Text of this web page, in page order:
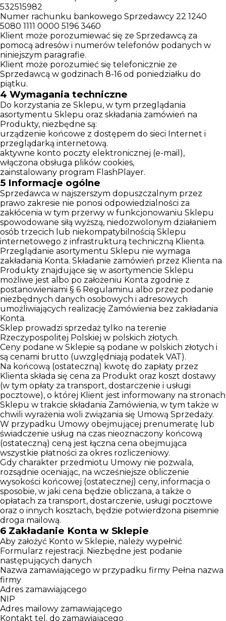
532515982
Numer rachunku bankowego Sprzedawcy 22 1240
5080 1111 0000 5196 3460
Klient może porozumiewać się ze Sprzedawcą za
pomocą adresów i numerów telefonów podanych w
niniejszym paragrafie.
Klient może porozumieć się telefonicznie ze
Sprzedawcą w godzinach 8-16 od poniedziałku do
piątku.
4 Wymagania techniczne
Do korzystania ze Sklepu, w tym przeglądania
asortymentu Sklepu oraz składania zamówień na
Produkty, niezbędne są:
urządzenie końcowe z dostępem do sieci Internet i
przeglądarką internetową.
aktywne konto poczty elektronicznej (e-mail),
włączona obsługa plików cookies,
zainstalowany program FlashPlayer.
5 Informacje ogólne
Sprzedawca w najszerszym dopuszczalnym przez
prawo zakresie nie ponosi odpowiedzialności za
zakłócenia w tym przerwy w funkcjonowaniu Sklepu
spowodowane siłą wyższą, niedozwolonym działaniem
osób trzecich lub niekompatybilnością Sklepu
internetowego z infrastrukturą techniczną Klienta.
Przeglądanie asortymentu Sklepu nie wymaga
zakładania Konta. Składanie zamówień przez Klienta na
Produkty znajdujące się w asortymencie Sklepu
możliwe jest albo po założeniu Konta zgodnie z
postanowieniami § 6 Regulaminu albo przez podanie
niezbędnych danych osobowych i adresowych
umożliwiających realizację Zamówienia bez zakładania
Konta.
Sklep prowadzi sprzedaż tylko na terenie
Rzeczypospolitej Polskiej w polskich złotych.
Ceny podane w Sklepie są podane w polskich złotych i
są cenami brutto (uwzględniają podatek VAT).
Na końcową (ostateczną) kwotę do zapłaty przez
Klienta składa się cena za Produkt oraz koszt dostawy
(w tym opłaty za transport, dostarczenie i usługi
pocztowe), o której Klient jest informowany na stronach
Sklepu w trakcie składania Zamówienia, w tym także w
chwili wyrażenia woli związania się Umową Sprzedaży.
W przypadku Umowy obejmującej prenumeratę lub
świadczenie usług na czas nieoznaczony końcową
(ostateczną) ceną jest łączna cena obejmująca
wszystkie płatności za okres rozliczeniowy.
Gdy charakter przedmiotu Umowy nie pozwala,
rozsądnie oceniając, na wcześniejsze obliczenie
wysokości końcowej (ostatecznej) ceny, informacja o
sposobie, w jaki cena będzie obliczana, a także o
opłatach za transport, dostarczenie, usługi pocztowe
oraz o innych kosztach, będzie potwierdzona pisemnie
droga mailową.
6 Zakładanie Konta w Sklepie
Aby założyć Konto w Sklepie, należy wypełnić
Formularz rejestracji. Niezbędne jest podanie
następujących danych
Nazwa zamawiającego w przypadku firmy Pełna nazwa
firmy
Adres zamawiającego
NIP
Adres mailowy zamawiającego
Kontakt tel. do zamawiającego